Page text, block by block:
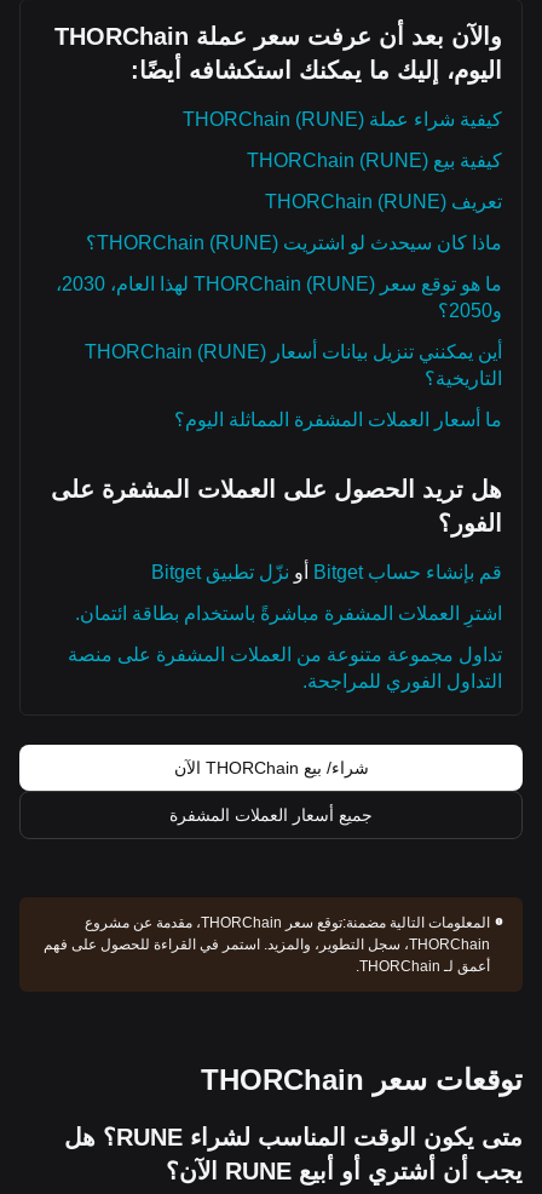
والآن بعد أن عرفت سعر عملة THORChain
اليوم، إليك ما يمكنك استكشافه أيضًا:
كيفية شراء عملة THORChain (RUNE)
كيفية بيع THORChain (RUNE)
تعريف THORChain (RUNE)
ماذا كان سيحدث لو اشتريت THORChain (RUNE)؟
ما هو توقع سعر THORChain (RUNE) لهذا العام، 2030،
و2050؟
أين يمكنني تنزيل بيانات أسعار THORChain (RUNE)
التاريخية؟
ما أسعار العملات المشفرة المماثلة اليوم؟
هل تريد الحصول على العملات المشفرة على
الفور؟
قم بإنشاء حساب Bitget أو نزّل تطبيق Bitget
اشترِ العملات المشفرة مباشرةً باستخدام بطاقة ائتمان.
تداول مجموعة متنوعة من العملات المشفرة على منصة
التداول الفوري للمراجحة.
شراء/ بيع THORChain الآن
جميع أسعار العملات المشفرة
المعلومات التالية مضمنة:
توقع سعر THORChain، مقدمة عن مشروع
THORChain، سجل التطوير، والمزيد. استمر في القراءة للحصول على فهم
أعمق لـ THORChain.
توقعات سعر THORChain
متى يكون الوقت المناسب لشراء RUNE؟ هل
يجب أن أشتري أو أبيع RUNE الآن؟